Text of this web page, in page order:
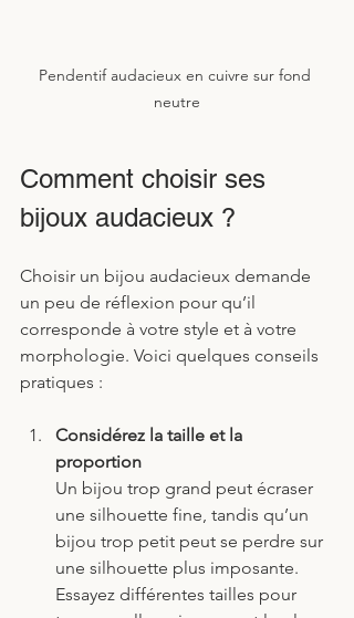
Pendentif audacieux en cuivre sur fond
neutre
Comment choisir ses
bijoux audacieux ?
Choisir un bijou audacieux demande
un peu de réflexion pour qu’il
corresponde à votre style et à votre
morphologie. Voici quelques conseils
pratiques :
Considérez la taille et la
proportion
Un bijou trop grand peut écraser
une silhouette fine, tandis qu’un
bijou trop petit peut se perdre sur
une silhouette plus imposante.
Essayez différentes tailles pour